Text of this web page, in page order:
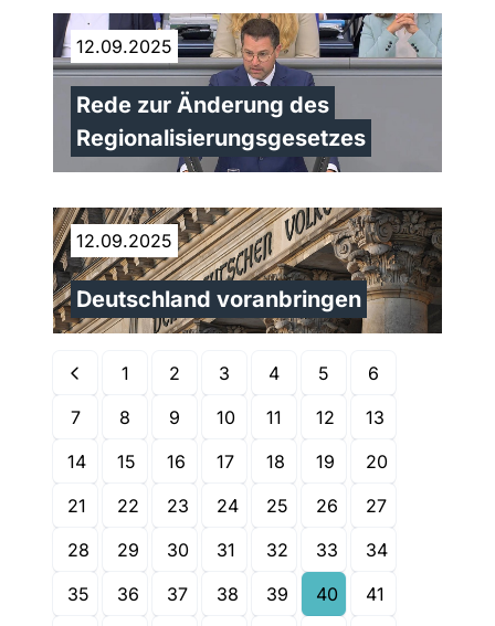
12.09.2025
Rede zur Änderung des
Regionalisierungsgesetzes
12.09.2025
Deutschland voranbringen
1 2 3 4 5
6
7
8 9 10 11 12
13
14
15 16 17 18 19
20
21
22 23 24 25 26
27
28
29 30 31 32 33
34
35
36 37 38 39 40
41